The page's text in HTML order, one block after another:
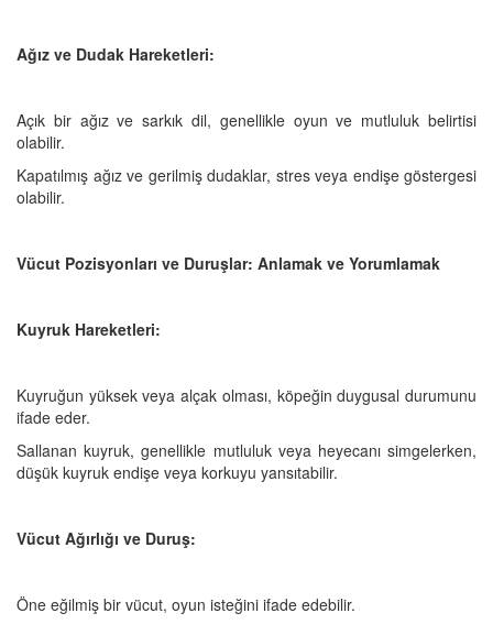
Ağız ve Dudak Hareketleri:
Açık bir ağız ve sarkık dil, genellikle oyun ve mutluluk belirtisi
olabilir.
Kapatılmış ağız ve gerilmiş dudaklar, stres veya endişe göstergesi
olabilir.
Vücut Pozisyonları ve Duruşlar: Anlamak ve Yorumlamak
Kuyruk Hareketleri:
Kuyruğun yüksek veya alçak olması, köpeğin duygusal durumunu
ifade eder.
Sallanan kuyruk, genellikle mutluluk veya heyecanı simgelerken,
düşük kuyruk endişe veya korkuyu yansıtabilir.
Vücut Ağırlığı ve Duruş:
Öne eğilmiş bir vücut, oyun isteğini ifade edebilir.